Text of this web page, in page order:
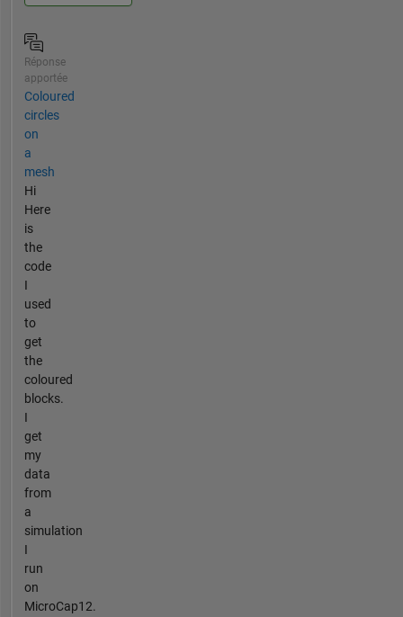
Réponse
apportée
Coloured
circles
on
a
mesh
Hi
Here
is
the
code
I
used
to
get
the
coloured
blocks.
I
get
my
data
from
a
simulation
I
run
on
MicroCap12.